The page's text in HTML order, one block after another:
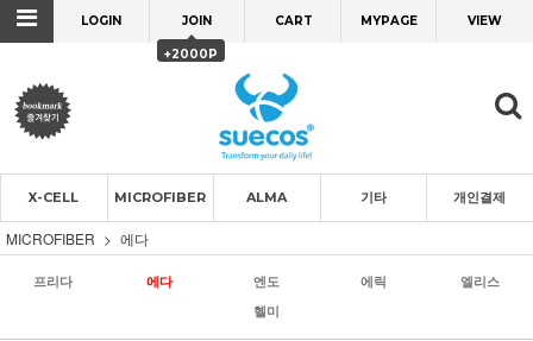
LOGIN JOIN
+2000P
CART MYPAGE VIEW
X-CELL MICROFIBER ALMA 기타 개인결제
MICROFIBER 에다
프리다 에다 엔도 에릭
엘리스
헬미